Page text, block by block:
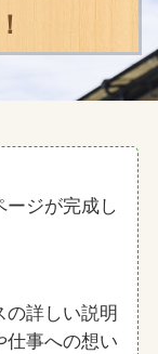
ージが完成し
の詳しい説明
仕事への想い